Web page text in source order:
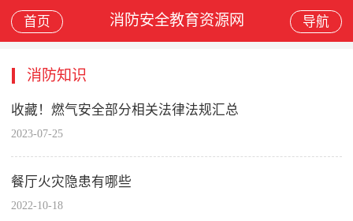
首页 消防安全教育资源网 导航
消防知识
收藏！燃气安全部分相关法律法规汇总
2023-07-25
餐厅火灾隐患有哪些
2022-10-18